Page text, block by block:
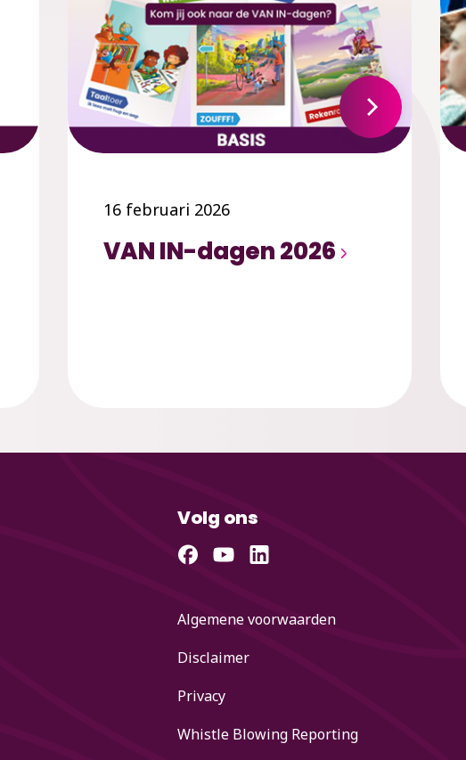
16 februari 2026
VAN IN-dagen 2026
Volg ons
Algemene voorwaarden
Disclaimer
Privacy
Whistle Blowing Reporting